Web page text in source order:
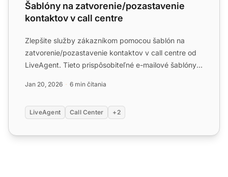
Šablóny na zatvorenie/pozastavenie
kontaktov v call centre
Zlepšite služby zákazníkom pomocou šablón na
zatvorenie/pozastavenie kontaktov v call centre od
LiveAgent. Tieto prispôsobiteľné e-mailové šablóny
Jan 20, 2026 6 min čítania
LiveAgent Call Center +2